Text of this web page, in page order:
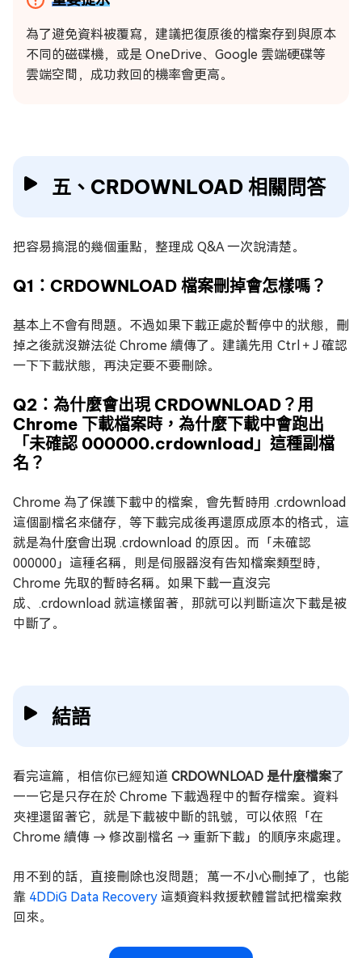
為了避免資料被覆寫，建議把復原後的檔案存到與原本
不同的磁碟機，或是 OneDrive、Google 雲端硬碟等
雲端空間，成功救回的機率會更高。
五、CRDOWNLOAD 相關問答
把容易搞混的幾個重點，整理成 Q&A 一次說清楚。
Q1：CRDOWNLOAD 檔案刪掉會怎樣嗎？
基本上不會有問題。不過如果下載正處於暫停中的狀態，刪
掉之後就沒辦法從 Chrome 續傳了。建議先用 Ctrl＋J 確認
一下下載狀態，再決定要不要刪除。
Q2：為什麼會出現 CRDOWNLOAD？用
Chrome 下載檔案時，為什麼下載中會跑出
「未確認 000000.crdownload」這種副檔
名？
Chrome 為了保護下載中的檔案，會先暫時用 .crdownload
這個副檔名來儲存，等下載完成後再還原成原本的格式，這
就是為什麼會出現 .crdownload 的原因。而「未確認
000000」這種名稱，則是伺服器沒有告知檔案類型時，
Chrome 先取的暫時名稱。如果下載一直沒完
成、.crdownload 就這樣留著，那就可以判斷這次下載是被
中斷了。
結語
看完這篇，相信你已經知道 CRDOWNLOAD 是什麼檔案了
——它是只存在於 Chrome 下載過程中的暫存檔案。資料
夾裡還留著它，就是下載被中斷的訊號，可以依照「在
Chrome 續傳 → 修改副檔名 → 重新下載」的順序來處理。
用不到的話，直接刪除也沒問題；萬一不小心刪掉了，也能
靠 4DDiG Data Recovery 這類資料救援軟體嘗試把檔案救
回來。